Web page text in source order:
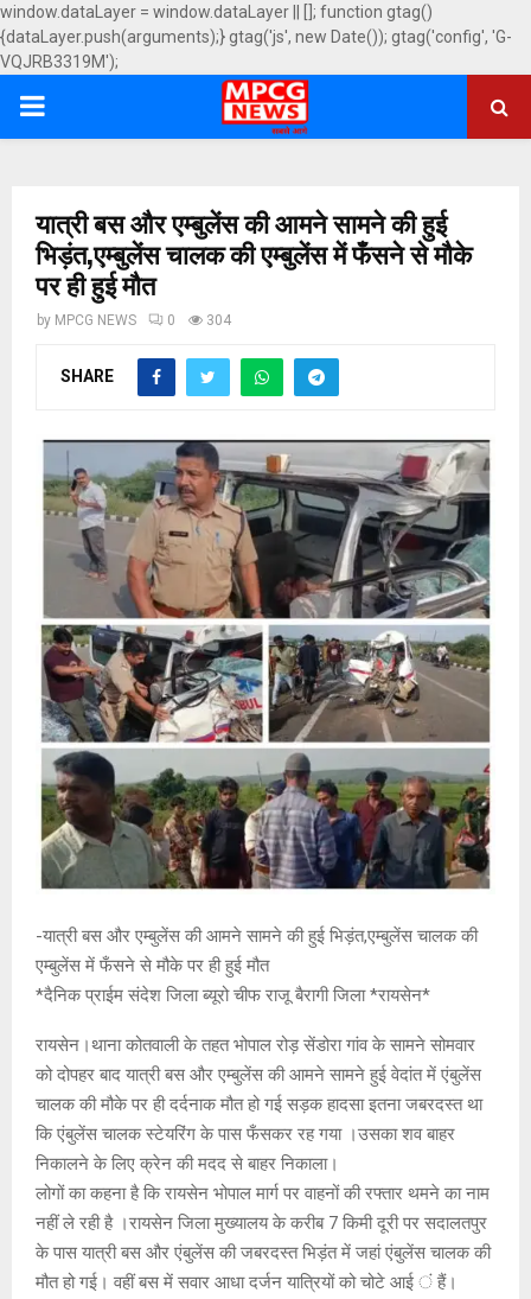
window.dataLayer = window.dataLayer || []; function gtag()
{dataLayer.push(arguments);} gtag('js', new Date()); gtag('config', 'G-
VQJRB3319M');
PRIMARY
यात्री बस और एम्बुलेंस की आमने सामने की हुई
भिड़ंत,एम्बुलेंस चालक की एम्बुलेंस में फँसने से मौके
पर ही हुई मौत
by MPCG NEWS 0 304
SHARE
-यात्री बस और एम्बुलेंस की आमने सामने की हुई भिड़ंत,एम्बुलेंस चालक की
एम्बुलेंस में फँसने से मौके पर ही हुई मौत
*दैनिक प्राईम संदेश जिला ब्यूरो चीफ राजू बैरागी जिला *रायसेन*
रायसेन।थाना कोतवाली के तहत भोपाल रोड़ सेंडोरा गांव के सामने सोमवार
को दोपहर बाद यात्री बस और एम्बुलेंस की आमने सामने हुई वेदांत में एंबुलेंस
चालक की मौके पर ही दर्दनाक मौत हो गई सड़क हादसा इतना जबरदस्त था
कि एंबुलेंस चालक स्टेयरिंग के पास फँसकर रह गया ।उसका शव बाहर
निकालने के लिए क्रेन की मदद से बाहर निकाला।
लोगों का कहना है कि रायसेन भोपाल मार्ग पर वाहनों की रफ्तार थमने का नाम
नहीं ले रही है ।रायसेन जिला मुख्यालय के करीब 7 किमी दूरी पर सदालतपुर
के पास यात्री बस और एंबुलेंस की जबरदस्त भिड़ंत में जहां एंबुलेंस चालक की
मौत हो गई। वहीं बस में सवार आधा दर्जन यात्रियों को चोटे आई ं हैं।